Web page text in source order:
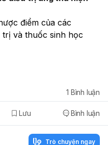
giữ cân nặng hợp lý, tập
đầy đủ, bảo vệ khớp và
khi cần. Nếu em đang bị
da cũng giúp giảm nguy
điểm của các
và thuốc sinh học
Lưu Bình luận
1 Bình luận
Trò chuyện ngay